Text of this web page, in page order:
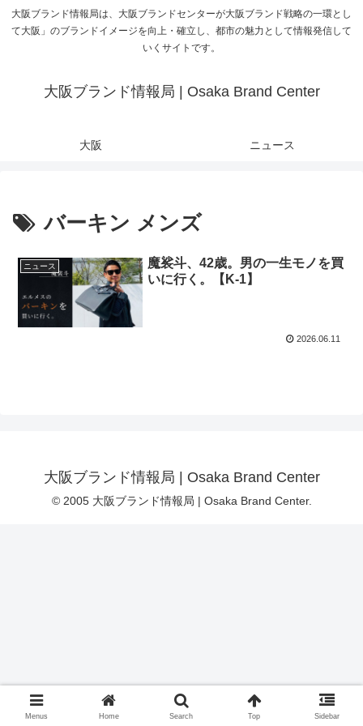
大阪ブランド情報局は、大阪ブランドセンターが大阪ブランド戦略の一環とし
て大阪」のブランドイメージを向上・確立し、都市の魅力として情報発信して
いくサイトです。
大阪ブランド情報局 | Osaka Brand Center
大阪 ニュース
バーキン メンズ
ニュース
魔裟斗、42歳。男の一生モノを買
いに行く。【K-1】
2026.06.11
大阪ブランド情報局 | Osaka Brand Center
© 2005 大阪ブランド情報局 | Osaka Brand Center.
Menus Home Search Top Sidebar